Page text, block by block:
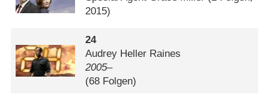
2015)
24
Audrey Heller Raines
2005–
(68 Folgen)